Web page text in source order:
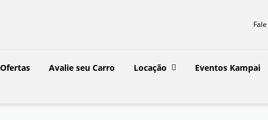
Ofertas Avalie seu Carro Locação Eventos Kampai